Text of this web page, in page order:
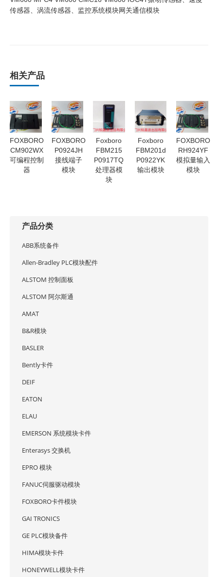
传感器、涡流传感器、监控系统模块网关通信模块
相关产品
FOXBORO
CM902WX
可编程控制
器
FOXBORO
P0924JH
接线端子
模块
Foxboro
FBM215
P0917TQ
处理器模
块
Foxboro
FBM201d
P0922YK
输出模块
FOXBORO
RH924YF
模拟量输入
模块
产品分类
ABB系统备件
Allen-Bradley PLC模块配件
ALSTOM 控制面板
ALSTOM 阿尔斯通
AMAT
B&R模块
BASLER
Bently卡件
DEIF
EATON
ELAU
EMERSON 系统模块卡件
Enterasys 交换机
EPRO 模块
FANUC伺服驱动模块
FOXBORO卡件模块
GAI TRONICS
GE PLC模块备件
HIMA模块卡件
HONEYWELL模块卡件